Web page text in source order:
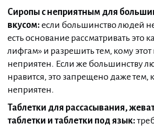
Сиропы с неприятным для
вкусом: если большинство людей
есть основание рассматривать это
лифгам» и разрешить тем, кому этот
неприятен. Если же большинству
нравится, это запрещено даже тем,
неприятен.
Таблетки для рассасывания,
таблетки и таблетки под язык: